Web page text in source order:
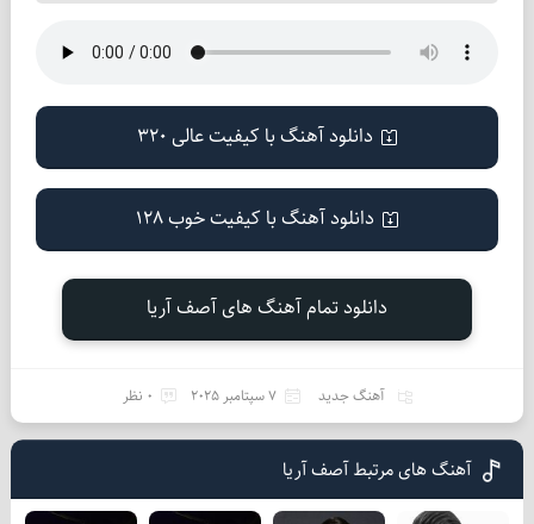
دانلود آهنگ با کیفیت عالی 320
دانلود آهنگ با کیفیت خوب 128
دانلود تمام آهنگ های آصف آریا
آهنگ جدید 7 سپتامبر 2025 0 نظر
آهنگ های مرتبط آصف آریا